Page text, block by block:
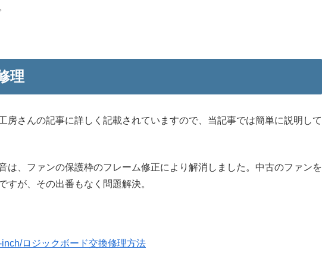
理
房さんの記事に詳しく記載されていますので、当記事では簡単に説明して
は、ファンの保護枠のフレーム修正により解消しました。中古のファンを
すが、その出番もなく問題解決。
ロジックボード交換修理方法